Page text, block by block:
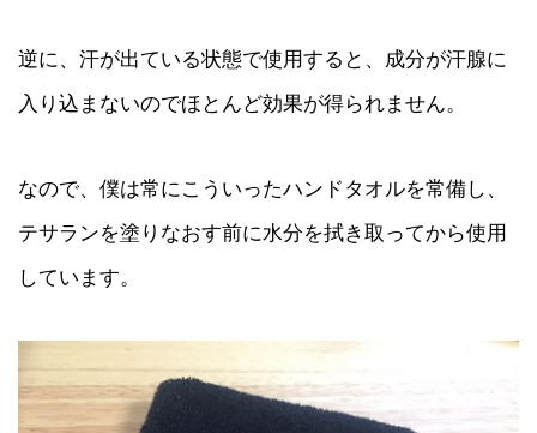
逆に、汗が出ている状態で使用すると、成分が汗腺に
入り込まないのでほとんど効果が得られません。
なので、僕は常にこういったハンドタオルを常備し、
テサランを塗りなおす前に水分を拭き取ってから使用
しています。